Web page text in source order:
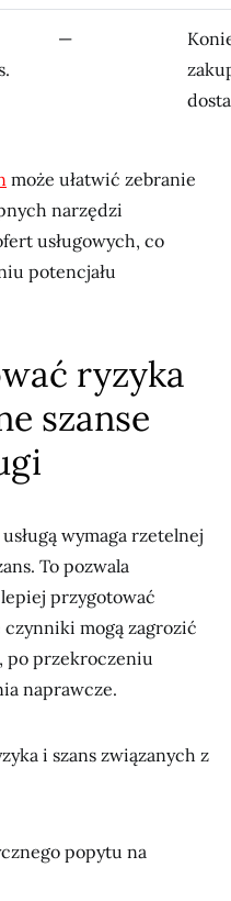
—
może ułatwić zebranie
narzędzi
usługowych, co
potencjału
ryzyka
szanse
wymaga rzetelnej
To pozwala
przygotować
mogą zagrozić
po przekroczeniu
naprawcze.
i szans związanych z
popytu na